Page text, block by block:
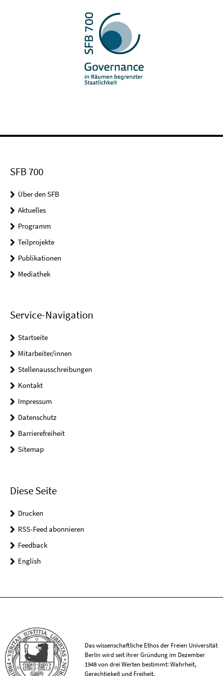
SFB 700
Über den SFB
Aktuelles
Programm
Teilprojekte
Publikationen
Mediathek
Service-Navigation
Startseite
Mitarbeiter/innen
Stellenausschreibungen
Kontakt
Impressum
Datenschutz
Barrierefreiheit
Sitemap
Diese Seite
Drucken
RSS-Feed abonnieren
Feedback
English
Das wissenschaftliche Ethos der Freien Universität
Berlin wird seit ihrer Gründung im Dezember
1948 von drei Werten bestimmt: Wahrheit,
Gerechtigkeit und Freiheit.